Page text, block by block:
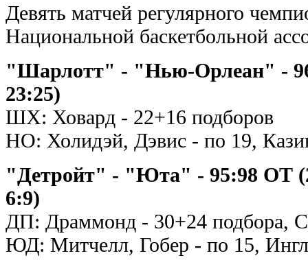
Девять матчей регулярного
Национальной баскетбольной
"Шарлотт" - "Нью-Орлеан" -
23:25)
ШХ: Ховард - 22+16 подборов
НО: Холидэй, Дэвис - по 19,
"Детройт" - "Юта" - 95:98 ОТ
6:9)
ДП: Драммонд - 30+24 подбора,
ЮД: Митчелл, Гобер - по 15,